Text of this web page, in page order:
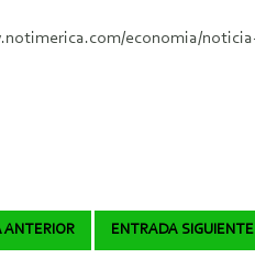
economia/
ANTERIOR ENTRADA SIGUIENTE